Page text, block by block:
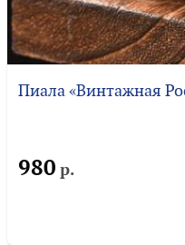
Пиала «Винтажная
980 р.